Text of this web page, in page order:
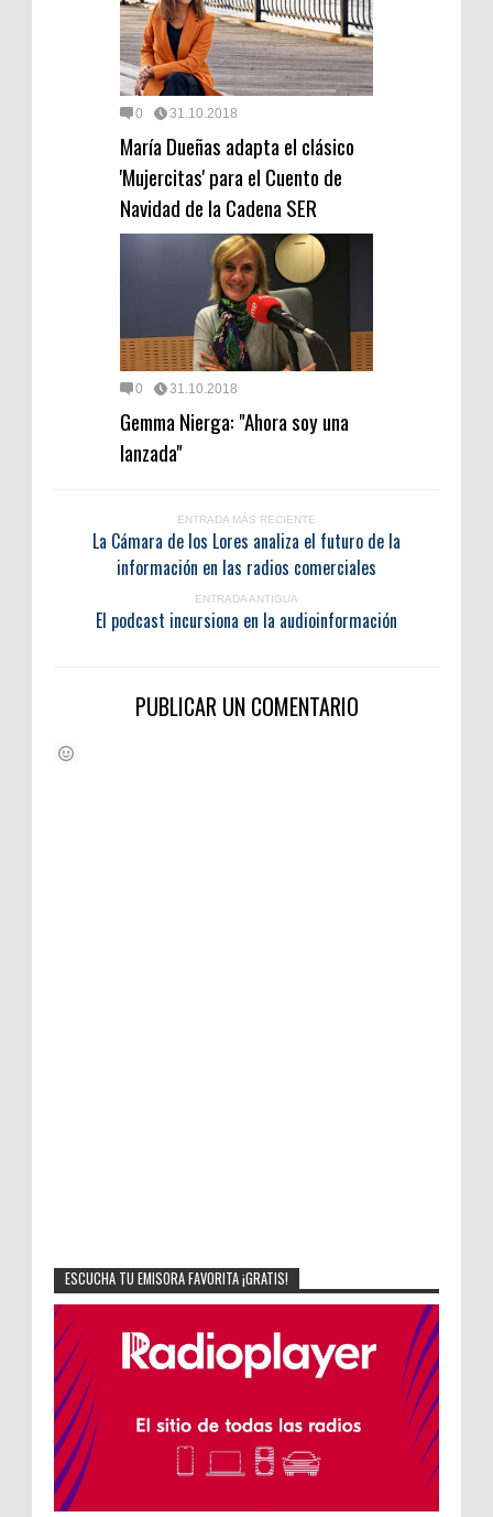
0 31.10.2018
María Dueñas adapta el clásico
'Mujercitas' para el Cuento de
Navidad de la Cadena SER
0 31.10.2018
Gemma Nierga: "Ahora soy una
lanzada"
ENTRADA MÁS RECIENTE
La Cámara de los Lores analiza el futuro de la
información en las radios comerciales
ENTRADA ANTIGUA
El podcast incursiona en la audioinformación
PUBLICAR UN COMENTARIO
ESCUCHA TU EMISORA FAVORITA ¡GRATIS!